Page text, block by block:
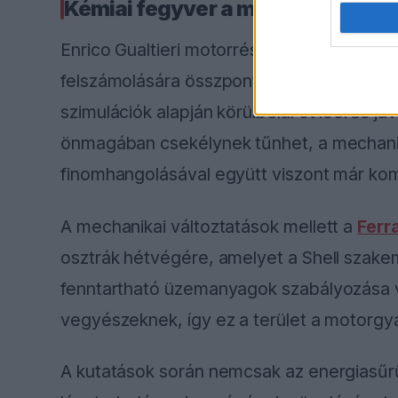
Kémiai fegyver a motorban
Enrico Gualtieri motorrészlege az utóbbi
felszámolására összpontosított. A
szimulációk alapján körülbelül öt lóerős
önmagában csekélynek tűnhet, a
finomhangolásával együtt viszont már
A mechanikai változtatások mellett a
osztrák hétvégére, amelyet a Shell
fenntartható üzemanyagok
vegyészeknek, így ez a terület a
A kutatások során nemcsak az